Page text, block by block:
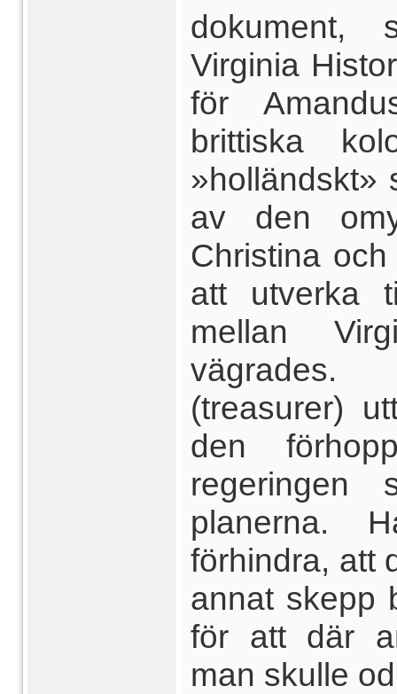
dokument,
Virginia
för
brittiska
»holländskt»
av den
Christina
att utverka
mellan
vägrades.
(treasurer)
den
regeringen
planerna.
förhindra, att
annat skepp
för att där
man skulle